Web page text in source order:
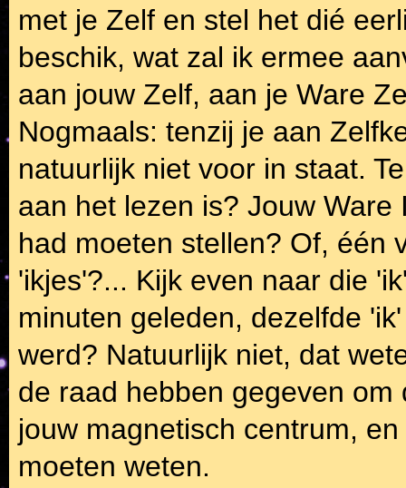
met je Zelf en stel het dié
beschik, wat zal ik ermee
aan jouw Zelf, aan je Ware
Nogmaals: tenzij je aan
natuurlijk niet voor in staat.
aan het lezen is? Jouw
had moeten stellen? Of, één
'ikjes'?... Kijk even naar die
minuten geleden, dezelfde
werd? Natuurlijk niet, dat
de raad hebben gegeven
jouw magnetisch centrum,
moeten weten.